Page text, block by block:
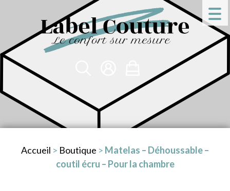
Accueil > Boutique > Matelas – Déhoussable –
coutil écru – Pour la chambre